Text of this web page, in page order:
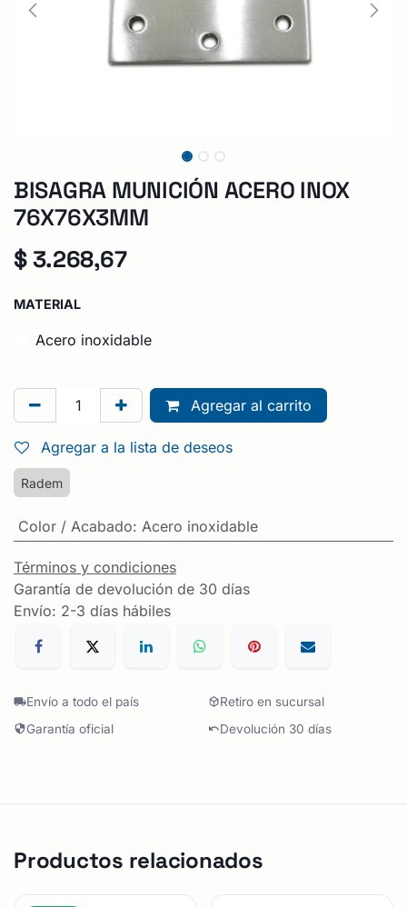
BISAGRA MUNICIÓN ACERO INOX
76X76X3MM
$3.268,67
MATERIAL
Acero inoxidable
Agregar al carrito
Agregar a la lista de deseos
Radem
Color / Acabado: Acero inoxidable
Términos y condiciones
Garantía de devolución de 30 días
Envío: 2-3 días hábiles
Envío a todo el país
Retiro en sucursal
Garantía oficial
Devolución 30 días
Productos relacionados